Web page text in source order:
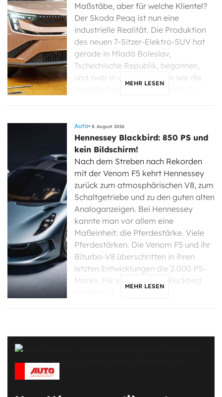
Maßstäbe, aber für welche Klientel?
Der Skoda Peaq ist nun eine
industrielle Realität. Die Produktion
des neuen 7-Sitzer-Elektro-SUV hat
gerade in Mladá Boleslav,
Tschechische Republik, begonnen,
und zwar in derselben Linie wie die
MEHR LESEN
Auto 8. August 2026
Hennessey Blackbird: 850 PS und
kein Bildschirm!
Nach dem Streben nach Rekorden
mit der Venom F5 kehrt Hennessey
zurück zum atmosphärischen V8, zum
Schaltgetriebe und zu den guten alten
Analoganzeigen. Bei Hennessey
kannte man vor allem eine
Maßeinheit: die Pferdestärke. Viele
Pferdestärken. Die Venom F5 und ihr
Biturbo-V8 überschritten in ihren
letzten Entwicklungen die 2.000 PS-
Marke. Für seinen neuen Blackbird
MEHR LESEN